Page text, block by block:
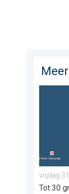
vrijdag
Tot 30